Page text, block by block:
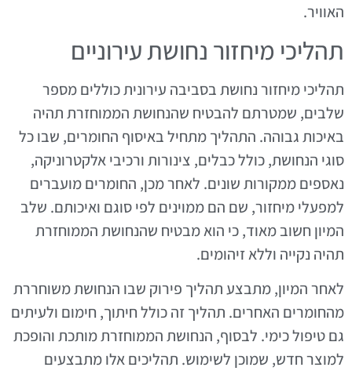
האוויר.
תהליכי מיחזור נחושת עירוניים
תהליכי מיחזור נחושת בסביבה עירונית כוללים מספר
שלבים, שמטרתם להבטיח שהנחושת הממוחזרת תהיה
באיכות גבוהה. התהליך מתחיל באיסוף החומרים, שבו כל
סוגי הנחושת, כולל כבלים, צינורות ורכיבי אלקטרוניקה,
נאספים ממקורות שונים. לאחר מכן, החומרים מועברים
למפעלי מיחזור, שם הם ממוינים לפי סוגם ואיכותם. שלב
המיון חשוב מאוד, כי הוא מבטיח שהנחושת הממוחזרת
תהיה נקייה וללא זיהומים.
לאחר המיון, מתבצע תהליך פירוק שבו הנחושת משוחררת
מהחומרים האחרים. תהליך זה כולל חיתוך, חימום ולעיתים
גם טיפול כימי. לבסוף, הנחושת הממוחזרת מותכת והופכת
למוצר חדש, שמוכן לשימוש. תהליכים אלו מתבצעים